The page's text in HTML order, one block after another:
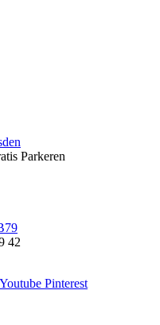
Parkeren
42
Youtube Pinterest